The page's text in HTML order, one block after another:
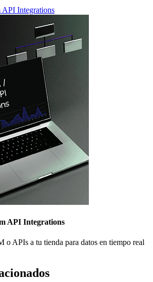
Integrations
API Integrations
o APIs a tu tienda para datos en tiempo real